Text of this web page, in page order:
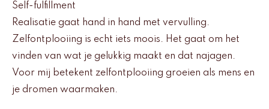
Self-fulfillment
Realisatie gaat hand in hand met vervulling.
Zelfontplooiing is echt iets moois. Het gaat om het
vinden van wat je gelukkig maakt en dat najagen.
Voor mij betekent zelfontplooiing groeien als mens en
je dromen waarmaken.